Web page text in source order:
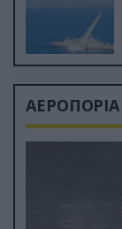
ΑΕΡΟΠΟΡΙΑ